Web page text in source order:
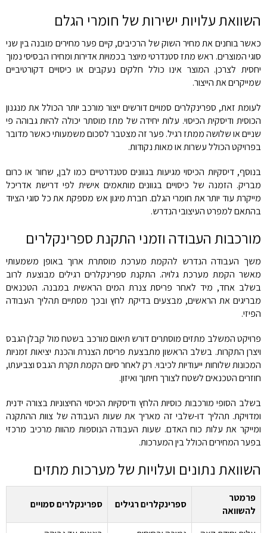
השוואת עלויות ישירות של חומרי הגלם
כאשר בוחנים את מחיר השוק של הרכיבים, קיים פער מחירים מובנה בין שני
סוגי המוצרים. ראש מתז סטנדרטי מיוצר בכמויות אדירות ומחירו הבסיסי נמוך
יחסית לצרכן. המוצר אינו כולל חלקים נעקבים או כיסויים דקורטיביים
שמייקרים את הייצור.
לעומת זאת, ספרינקלרים סמויים דורשים ייצור מורכב יותר הכולל את מנגנון
הכוסית ודיסקית הכיסוי. עלות יחידה של מתז מוסתר יכולה להיות גבוהה פי
שניים או שלושה ממתז רגיל. פער זה מצטבר לסכום משמעותי כאשר מדובר
בפרויקט הכולל עשרות או מאות נקודות.
בנוסף, דיסקיות הכיסוי מגיעות בגוונים סטנדרטיים כמו לבן, שחור או כרום
מבריק. הזמנה של כיסויים בגוונים מותאמים אישית לפי דרישת אדריכל
מייקרת עוד יותר את חומרי הגלם. חברת מיגון אש מספקת את כל סוגי הציוד
בהתאם למפרט העיצובי הנדרש.
מורכבות העבודה וזמני התקנת ספרינקלרים
משך העבודה הנדרש להקמת מערכת מוסתרת ארוך באופן משמעותי
מאשר הקמת מערכת גלויה. התקנת ספרינקלרים רגילים מבוצעת לרוב
בשלב אחד, מיד לאחר פריסת צנרת המים הראשית במבנה. הטכנאים
מבריגים את הראשים, מבצעים בדיקת לחץ ובכך מסתיים תהליך העבודה
הפיזי.
פרויקט המשלב מתזים מוסתרים דורש תיאום מורכב בשטח מול קבלן הגבס
ויצרן התקרות. בשלב הראשון מתבצעת פריסת הצנרת והכנת יציאות זמניות
המכונות שלוחות ייעודיות לכיבוי. רק לאחר סיום הקמת תקרת הגבס וצביעתו,
חוזרים הטכנאים לשטח לצורך חיתוך ואיזון.
בשלב הסופי מורכבות כוסיות הלחץ ודיסקיות הכיסוי החיצוניות בצורה ידנית
ומדויקת. תהליך דו-שלבי זה מאריך את שעות העבודה של צוות ההתקנה
ומייקר את עלות כוח האדם. שעות העבודה הנוספות מהוות מרכיב מרכזי
בפער המחירים הכולל בין המערכות.
השוואת נתונים ועלויות של מערכות מתזים
פרמטר
להשוואה
ספרינקלרים רגילים ספרינקלרים סמויים